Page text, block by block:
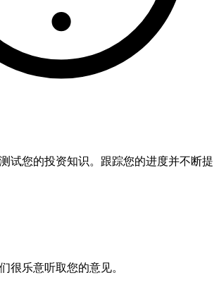
试您的投资知识。跟踪您的进度并不断提
很乐意听取您的意见。